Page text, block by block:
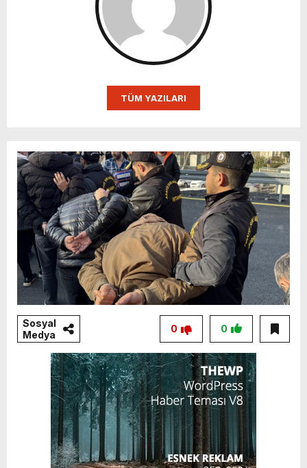
TÜM YAZILARI
Sosyal
Medya
0
0